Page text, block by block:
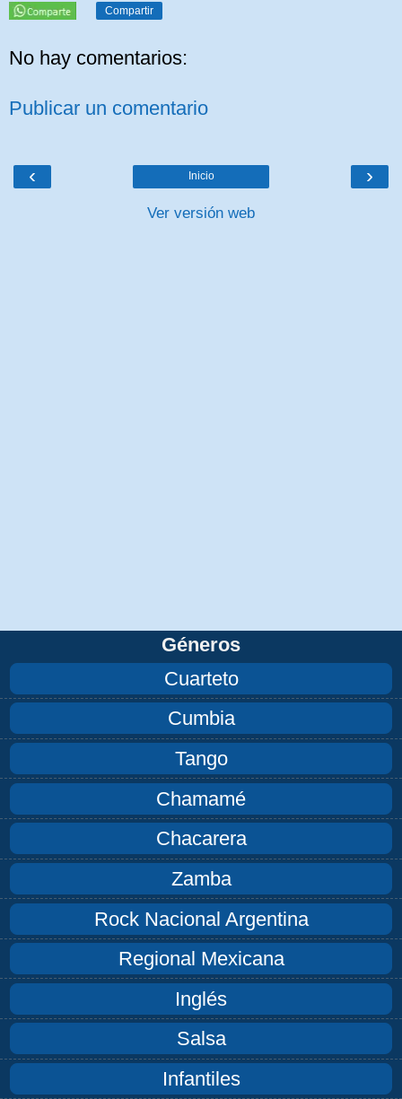
Compartir
No hay comentarios:
Publicar un comentario
‹ ›
Inicio
Ver versión web
Géneros
Cuarteto
Cumbia
Tango
Chamamé
Chacarera
Zamba
Rock Nacional Argentina
Regional Mexicana
Inglés
Salsa
Infantiles